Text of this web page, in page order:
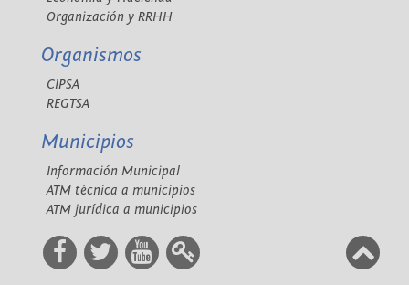
Organización y RRHH
Organismos
CIPSA
REGTSA
Municipios
Información Municipal
ATM técnica a municipios
ATM jurídica a municipios